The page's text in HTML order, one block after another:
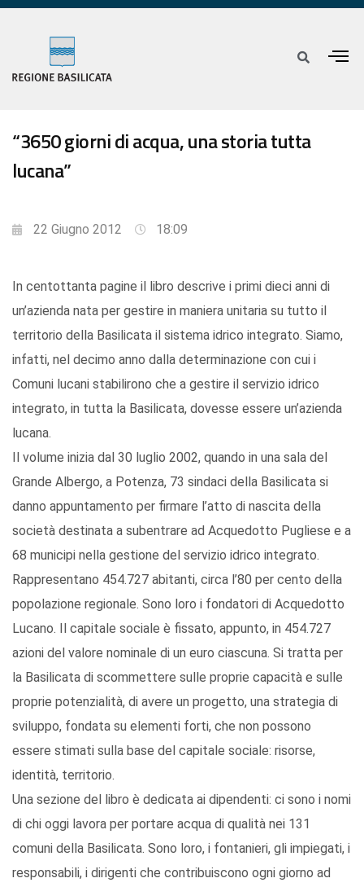
“3650 giorni di acqua, una storia tutta
lucana”
22 Giugno 2012 18:09
In centottanta pagine il libro descrive i primi dieci anni di
un’azienda nata per gestire in maniera unitaria su tutto il
territorio della Basilicata il sistema idrico integrato. Siamo,
infatti, nel decimo anno dalla determinazione con cui i
Comuni lucani stabilirono che a gestire il servizio idrico
integrato, in tutta la Basilicata, dovesse essere un’azienda
lucana.
Il volume inizia dal 30 luglio 2002, quando in una sala del
Grande Albergo, a Potenza, 73 sindaci della Basilicata si
danno appuntamento per firmare l’atto di nascita della
società destinata a subentrare ad Acquedotto Pugliese e a
68 municipi nella gestione del servizio idrico integrato.
Rappresentano 454.727 abitanti, circa l’80 per cento della
popolazione regionale. Sono loro i fondatori di Acquedotto
Lucano. Il capitale sociale è fissato, appunto, in 454.727
azioni del valore nominale di un euro ciascuna. Si tratta per
la Basilicata di scommettere sulle proprie capacità e sulle
proprie potenzialità, di avere un progetto, una strategia di
sviluppo, fondata su elementi forti, che non possono
essere stimati sulla base del capitale sociale: risorse,
identità, territorio.
Una sezione del libro è dedicata ai dipendenti: ci sono i nomi
di chi oggi lavora per portare acqua di qualità nei 131
comuni della Basilicata. Sono loro, i fontanieri, gli impiegati, i
responsabili, i dirigenti che contribuiscono ogni giorno ad